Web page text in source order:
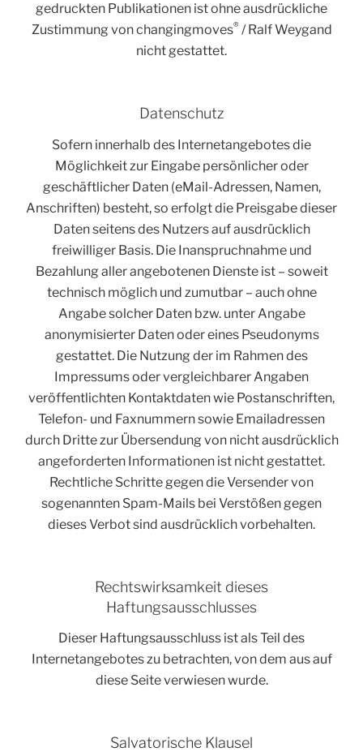
gedruckten Publikationen ist ohne ausdrückliche
Zustimmung von changingmoves® / Ralf Weygand
nicht gestattet.
Datenschutz
Sofern innerhalb des Internetangebotes die
Möglichkeit zur Eingabe persönlicher oder
geschäftlicher Daten (eMail-Adressen, Namen,
Anschriften) besteht, so erfolgt die Preisgabe dieser
Daten seitens des Nutzers auf ausdrücklich
freiwilliger Basis. Die Inanspruchnahme und
Bezahlung aller angebotenen Dienste ist – soweit
technisch möglich und zumutbar – auch ohne
Angabe solcher Daten bzw. unter Angabe
anonymisierter Daten oder eines Pseudonyms
gestattet. Die Nutzung der im Rahmen des
Impressums oder vergleichbarer Angaben
veröffentlichten Kontaktdaten wie Postanschriften,
Telefon- und Faxnummern sowie Emailadressen
durch Dritte zur Übersendung von nicht ausdrücklich
angeforderten Informationen ist nicht gestattet.
Rechtliche Schritte gegen die Versender von
sogenannten Spam-Mails bei Verstößen gegen
dieses Verbot sind ausdrücklich vorbehalten.
Rechtswirksamkeit dieses
Haftungsausschlusses
Dieser Haftungsausschluss ist als Teil des
Internetangebotes zu betrachten, von dem aus auf
diese Seite verwiesen wurde.
Salvatorische Klausel